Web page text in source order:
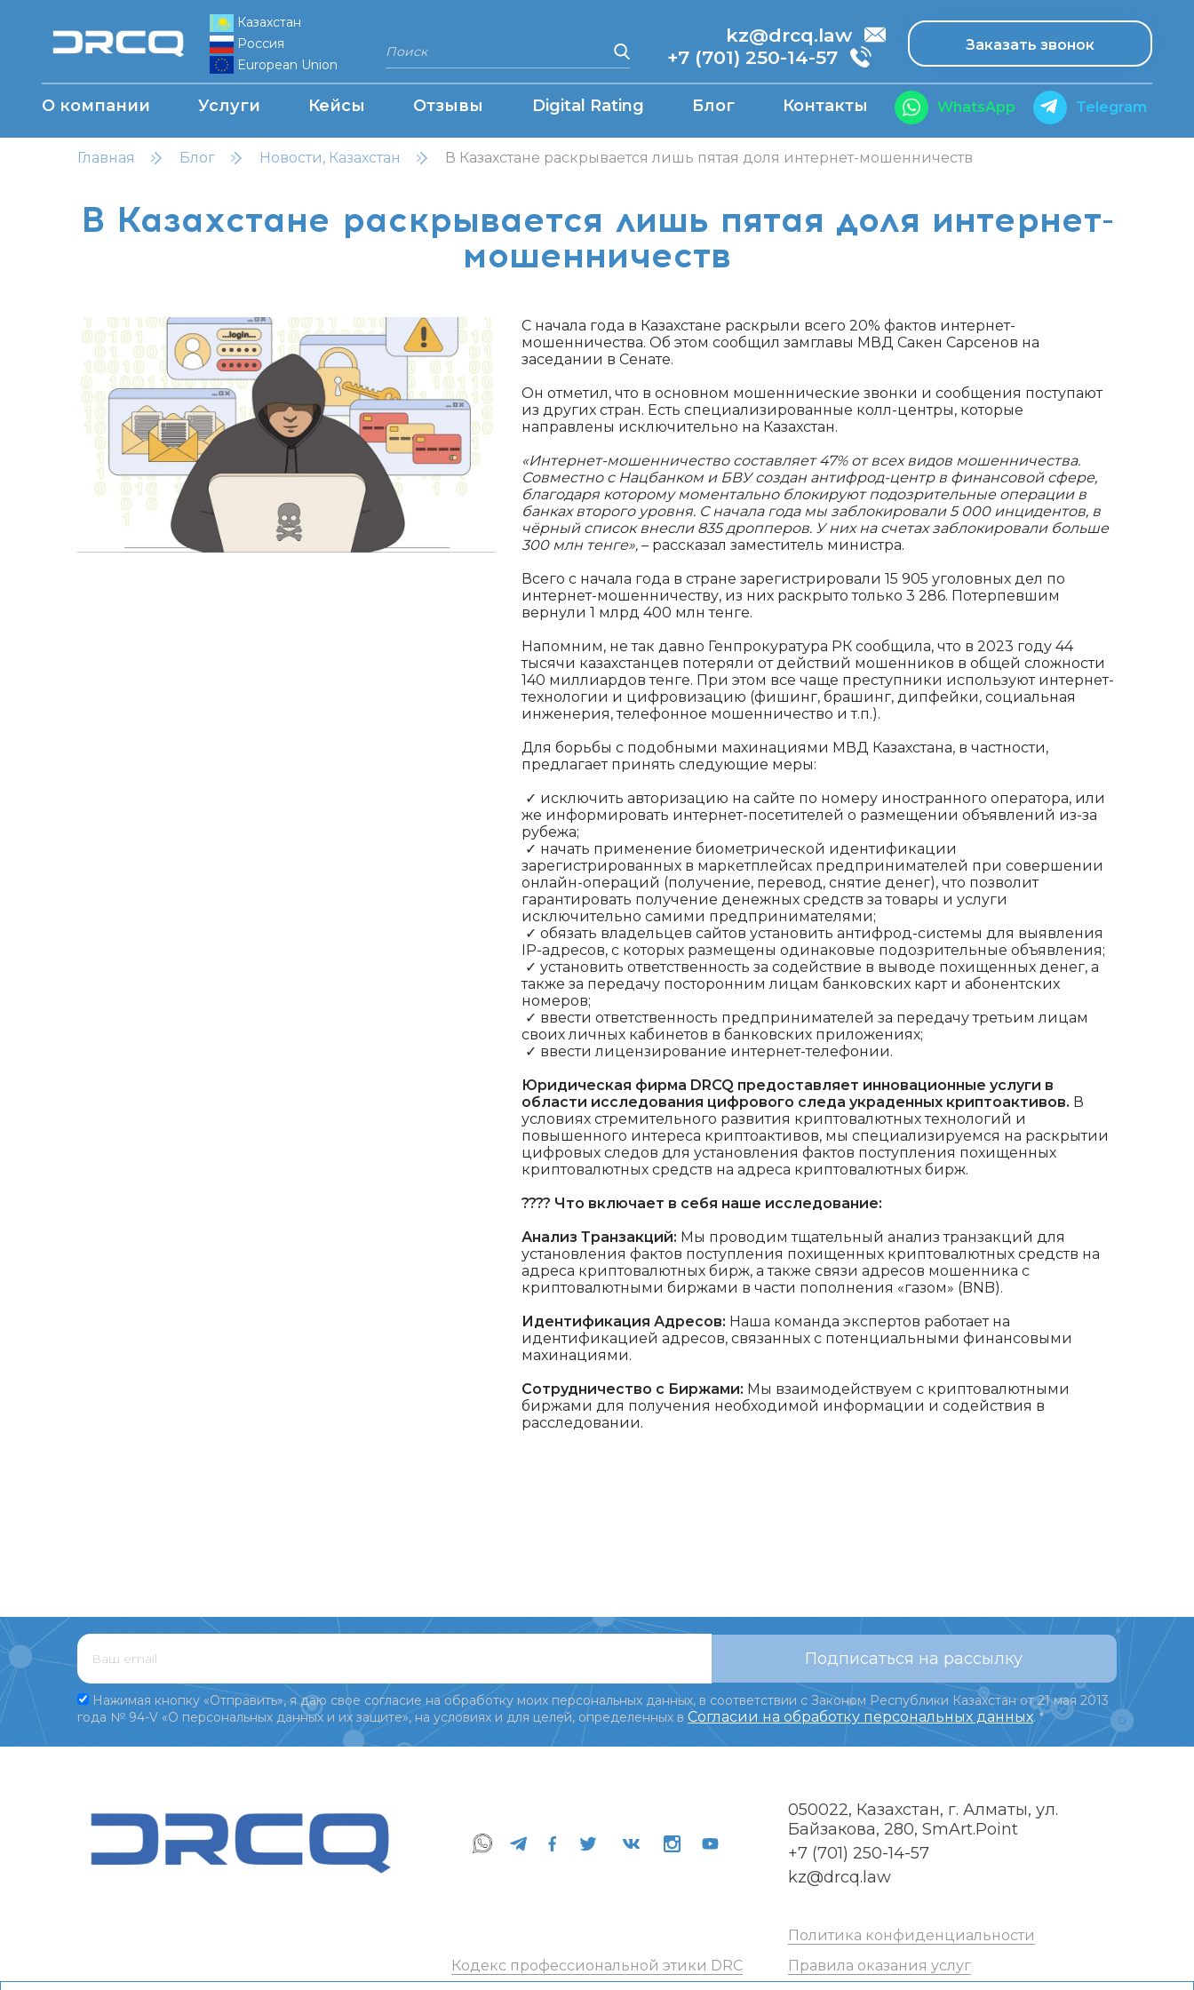
Казахстан
Россия
European Union
kz@drcq.law
+7 (701) 250-14-57
Заказать звонок
О компании Услуги Кейсы Отзывы Digital Rating Блог Контакты WhatsApp Telegram
Главная Блог Новости, Казахстан В Казахстане раскрывается лишь пятая доля интернет-мошенничеств
В Казахстане раскрывается лишь пятая доля интернет-
мошенничеств
С начала года в Казахстане раскрыли всего 20% фактов интернет-
мошенничества. Об этом сообщил замглавы МВД Сакен Сарсенов на
заседании в Сенате.
Он отметил, что в основном мошеннические звонки и сообщения поступают
из других стран. Есть специализированные колл-центры, которые
направлены исключительно на Казахстан.
«Интернет-мошенничество составляет 47% от всех видов мошенничества.
Совместно с Нацбанком и БВУ создан антифрод-центр в финансовой сфере,
благодаря которому моментально блокируют подозрительные операции в
банках второго уровня. С начала года мы заблокировали 5 000 инцидентов, в
чёрный список внесли 835 дропперов. У них на счетах заблокировали больше
300 млн тенге», – рассказал заместитель министра.
Всего с начала года в стране зарегистрировали 15 905 уголовных дел по
интернет-мошенничеству, из них раскрыто только 3 286. Потерпевшим
вернули 1 млрд 400 млн тенге.
Напомним, не так давно Генпрокуратура РК сообщила, что в 2023 году 44
тысячи казахстанцев потеряли от действий мошенников в общей сложности
140 миллиардов тенге. При этом все чаще преступники используют интернет-
технологии и цифровизацию (фишинг, брашинг, дипфейки, социальная
инженерия, телефонное мошенничество и т.п.).
Для борьбы с подобными махинациями МВД Казахстана, в частности,
предлагает принять следующие меры:
✓ исключить авторизацию на сайте по номеру иностранного оператора, или
же информировать интернет-посетителей о размещении объявлений из-за
рубежа;
✓ начать применение биометрической идентификации
зарегистрированных в маркетплейсах предпринимателей при совершении
онлайн-операций (получение, перевод, снятие денег), что позволит
гарантировать получение денежных средств за товары и услуги
исключительно самими предпринимателями;
✓ обязать владельцев сайтов установить антифрод-системы для выявления
IP-адресов, с которых размещены одинаковые подозрительные объявления;
✓ установить ответственность за содействие в выводе похищенных денег, а
также за передачу посторонним лицам банковских карт и абонентских
номеров;
✓ ввести ответственность предпринимателей за передачу третьим лицам
своих личных кабинетов в банковских приложениях;
✓ ввести лицензирование интернет-телефонии.
Юридическая фирма DRCQ предоставляет инновационные услуги в
области исследования цифрового следа украденных криптоактивов. В
условиях стремительного развития криптовалютных технологий и
повышенного интереса криптоактивов, мы специализируемся на раскрытии
цифровых следов для установления фактов поступления похищенных
криптовалютных средств на адреса криптовалютных бирж.
???? Что включает в себя наше исследование:
Анализ Транзакций: Мы проводим тщательный анализ транзакций для
установления фактов поступления похищенных криптовалютных средств на
адреса криптовалютных бирж, а также связи адресов мошенника с
криптовалютными биржами в части пополнения «газом» (BNB).
Идентификация Адресов: Наша команда экспертов работает на
идентификацией адресов, связанных с потенциальными финансовыми
махинациями.
Сотрудничество с Биржами: Мы взаимодействуем с криптовалютными
биржами для получения необходимой информации и содействия в
расследовании.
Подписаться на рассылку
Нажимая кнопку «Отправить», я даю свое согласие на обработку моих персональных данных, в соответствии с Законом Республики Казахстан от 21 мая 2013
года № 94-V «О персональных данных и их защите», на условиях и для целей, определенных в Согласии на обработку персональных данных. *
050022, Казахстан, г. Алматы, ул.
Байзакова, 280, SmArt.Point
+7 (701) 250-14-57
kz@drcq.law
Политика конфиденциальности
Кодекс профессиональной этики DRC
Правила оказания услуг